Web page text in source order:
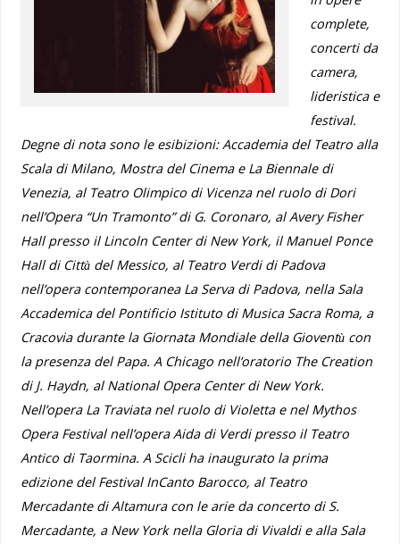
complete,
concerti da
camera,
lideristica e
festival.
Degne di nota sono le esibizioni: Accademia del Teatro alla
Scala di Milano, Mostra del Cinema e La Biennale di
Venezia, al Teatro Olimpico di Vicenza nel ruolo di Dori
nell’Opera “Un Tramonto” di G. Coronaro, al Avery Fisher
Hall presso il Lincoln Center di New York, il Manuel Ponce
Hall di Città del Messico, al Teatro Verdi di Padova
nell’opera contemporanea La Serva di Padova, nella Sala
Accademica del Pontificio Istituto di Musica Sacra Roma, a
Cracovia durante la Giornata Mondiale della Gioventù con
la presenza del Papa. A Chicago nell’oratorio The Creation
di J. Haydn, al National Opera Center di New York.
Nell’opera La Traviata nel ruolo di Violetta e nel Mythos
Opera Festival nell’opera Aida di Verdi presso il Teatro
Antico di Taormina. A Scicli ha inaugurato la prima
edizione del Festival InCanto Barocco, al Teatro
Mercadante di Altamura con le arie da concerto di S.
Mercadante, a New York nella Gloria di Vivaldi e alla Sala